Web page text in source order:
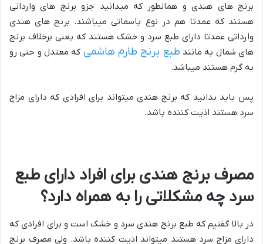
برنج های هندی و همانطور که میدانید جزو برنج های وارداتی
هستند که عمدتا هم در نوع باسماتی میباشند. برنج های هندی
وارداتی عمدتا دارای طبع سرد و خشک هستند که یعنی برخلاف برنج
های شمال به مانند طبع برنج طارم هاشمی که معتدل و حتی رو
به گرم هستند میباشد.
پس باید بدانید که برنج هندی میتواند برای افرادی که دارای مزاج
سرد هستند اذیت کننده باشد.
مصرف برنج هندی برای افراد دارای طبع
سرد چه مشکلاتی را به همراه دارد؟
در بالا گفتیم که طبع برنج هندی سرد و خشک است و برای افرادی که
دارای مزاج سرد هستند میتواند اذیت کننده باشد. ولی مصرف برنج